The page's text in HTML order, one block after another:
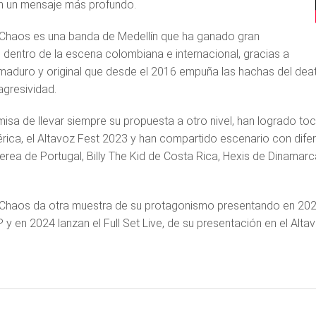
un mensaje más profundo.
es una banda de Medellín que ha ganado gran
de la escena colombiana e internacional, gracias a
y original que desde el 2016 empuña las hachas del
de llevar siempre su propuesta a otro nivel, han logrado
el Altavoz Fest 2023 y han compartido escenario con
de Portugal, Billy The Kid de Costa Rica, Hexis de
da otra muestra de su protagonismo presentando en
y en 2024 lanzan el Full Set Live, de su presentación en el